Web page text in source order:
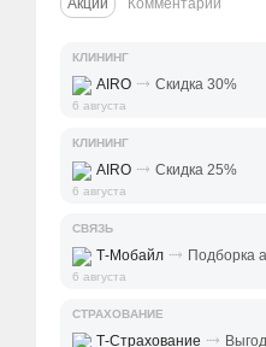
Акции Комментарии
КЛИНИНГ
AIRO ⤑ Скидка 30%
6 августа
КЛИНИНГ
AIRO ⤑ Скидка 25%
6 августа
СВЯЗЬ
Т-Мобайл ⤑ Подборка
6 августа
СТРАХОВАНИЕ
Т-Страхование ⤑